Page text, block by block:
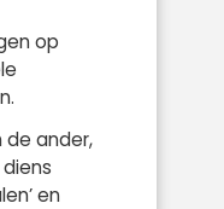
op
de ander,
en